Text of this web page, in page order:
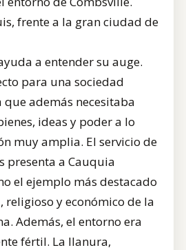
frente a la gran ciudad de
a entender su auge.
para una sociedad
además necesitaba
ideas y poder a lo
muy amplia. El servicio de
presenta a Cauquia
el ejemplo más destacado
y económico de la
Además, el entorno era
fértil. La llanura,